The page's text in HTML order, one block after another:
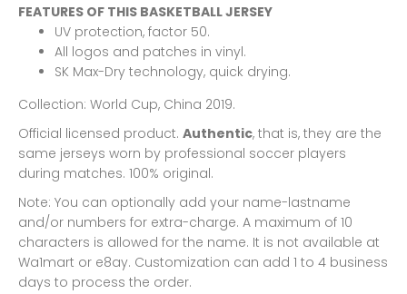
FEATURES OF THIS BASKETBALL JERSEY
UV protection, factor 50.
All logos and patches in vinyl.
SK Max-Dry technology, quick drying.
Collection: World Cup, China 2019.
Official licensed product. Authentic, that is, they are the
same jerseys worn by professional soccer players
during matches. 100% original.
Note: You can optionally add your name-lastname
and/or numbers for extra-charge. A maximum of 10
characters is allowed for the name. It is not available at
Wa1mart or e8ay. Customization can add 1 to 4 business
days to process the order.